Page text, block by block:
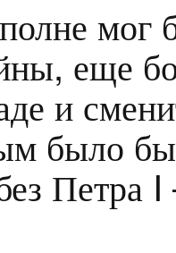
мог
еще
и
было